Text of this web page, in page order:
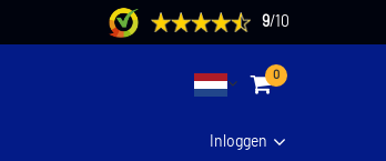
9/ 10
0
Inloggen